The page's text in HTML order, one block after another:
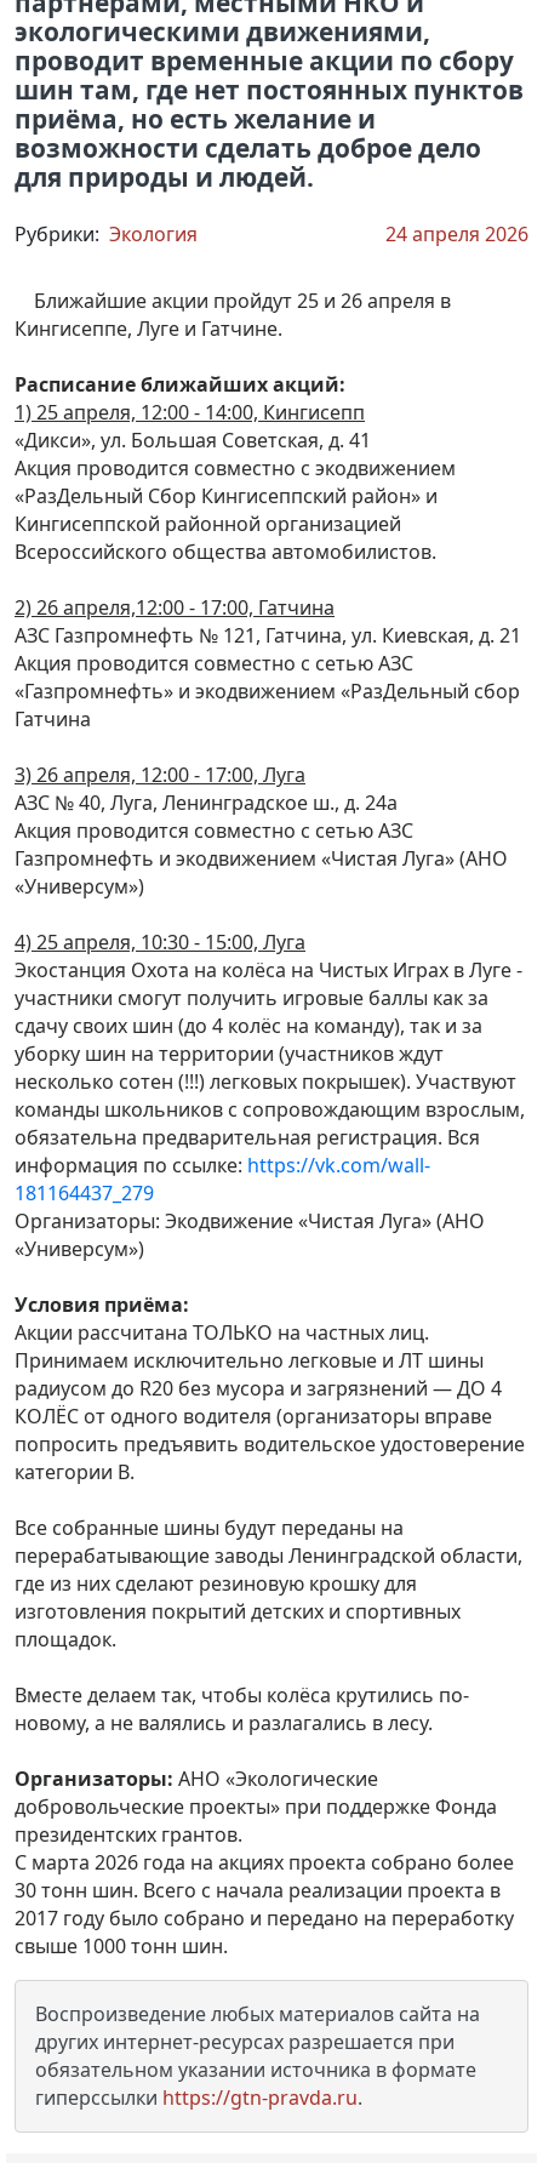
экологическими движениями,
проводит временные акции по сбору
шин там, где нет постоянных пунктов
приёма, но есть желание и
возможности сделать доброе дело
для природы и людей.
Рубрики: Экология 24 апреля 2026
Ближайшие акции пройдут 25 и 26 апреля в
Кингисеппе, Луге и Гатчине.
Расписание ближайших акций:
1) 25 апреля, 12:00 - 14:00, Кингисепп
«Дикси», ул. Большая Советская, д. 41
Акция проводится совместно с экодвижением
«РазДельный Сбор Кингисеппский район» и
Кингисеппской районной организацией
Всероссийского общества автомобилистов.
2) 26 апреля,12:00 - 17:00, Гатчина
АЗС Газпромнефть № 121, Гатчина, ул. Киевская, д. 21
Акция проводится совместно с сетью АЗС
«Газпромнефть» и экодвижением «РазДельный сбор
Гатчина
3) 26 апреля, 12:00 - 17:00, Луга
АЗС № 40, Луга, Ленинградское ш., д. 24а
Акция проводится совместно с сетью АЗС
Газпромнефть и экодвижением «Чистая Луга» (АНО
«Универсум»)
4) 25 апреля, 10:30 - 15:00, Луга
Экостанция Охота на колёса на Чистых Играх в Луге -
участники смогут получить игровые баллы как за
сдачу своих шин (до 4 колёс на команду), так и за
уборку шин на территории (участников ждут
несколько сотен (!!!) легковых покрышек). Участвуют
команды школьников с сопровождающим взрослым,
обязательна предварительная регистрация. Вся
информация по ссылке: https://vk.com/wall-
181164437_279
Организаторы: Экодвижение «Чистая Луга» (АНО
«Универсум»)
Условия приёма:
Акции рассчитана ТОЛЬКО на частных лиц.
Принимаем исключительно легковые и ЛТ шины
радиусом до R20 без мусора и загрязнений — ДО 4
КОЛЁС от одного водителя (организаторы вправе
попросить предъявить водительское удостоверение
категории B.
Все собранные шины будут переданы на
перерабатывающие заводы Ленинградской области,
где из них сделают резиновую крошку для
изготовления покрытий детских и спортивных
площадок.
Вместе делаем так, чтобы колёса крутились по-
новому, а не валялись и разлагались в лесу.
Организаторы: АНО «Экологические
добровольческие проекты» при поддержке Фонда
президентских грантов.
С марта 2026 года на акциях проекта собрано более
30 тонн шин. Всего с начала реализации проекта в
2017 году было собрано и передано на переработку
свыше 1000 тонн шин.
Воспроизведение любых материалов сайта на
других интернет-ресурсах разрешается при
обязательном указании источника в формате
гиперссылки https://gtn-pravda.ru.